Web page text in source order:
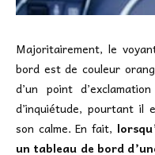
Majoritairement, le
bord est de couleur
d’un point
d’inquiétude, pourtant il
son calme. En fait,
un tableau de bord